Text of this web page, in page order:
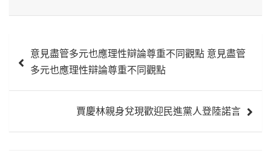
章
意見盡管多元也應理性辯論尊重不同觀點 意見盡管
多元也應理性辯論尊重不同觀點
賈慶林親身兌現歡迎民進黨人登陸諾言